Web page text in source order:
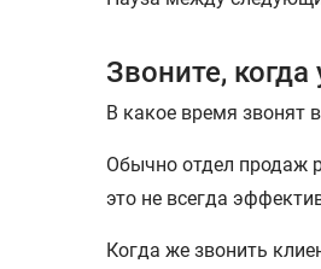
Звоните,
В какое время звонят
Обычно отдел продаж
это не всегда
Когда же звонить